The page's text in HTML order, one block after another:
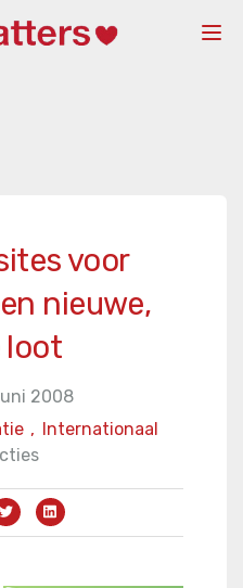
voor
nieuwe,
loot
2008
Internationaal
,